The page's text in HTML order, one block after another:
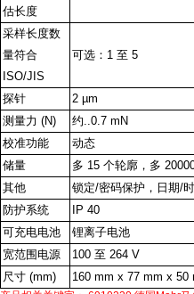
估长度
采样长度数
量符合
ISO/JIS
可选：1 至 5
探针
2 µm
测量力 (N)
约..0.7 mN
校准功能
动态
储量
多 15 个轮廓，多
其他
锁定/密码保护，日期/
防护系统
IP 40
可充电电池
锂离子电池
宽范围电源
100 至 264 V
尺寸 (mm)
160 mm x 77 mm x 50